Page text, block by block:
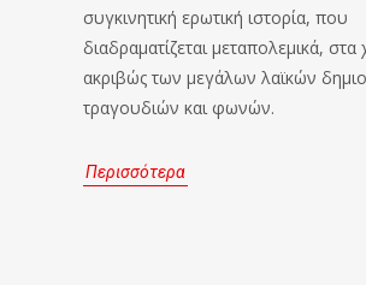
συγκινητική ερωτική ιστορία, που
διαδραματίζεται μεταπολεμικά, στα
ακριβώς των μεγάλων λαϊκών
τραγουδιών και φωνών.
Περισσότερα